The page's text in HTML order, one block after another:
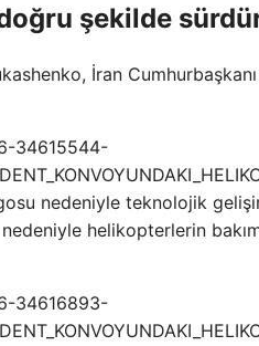
şekilde
İran
nedeniyle teknolojik
helikopterlerin